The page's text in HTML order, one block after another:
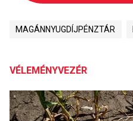
MAGÁNNYUGDÍJPÉNZTÁR
VÉLEMÉNYVEZÉR